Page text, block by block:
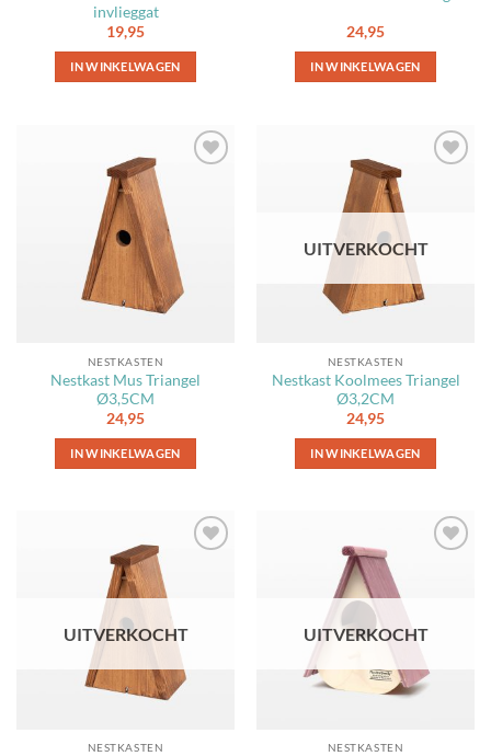
invlieggat
19,95
IN WINKELWAGEN
24,95
IN WINKELWAGEN
favorieten
NESTKASTEN
Nestkast Mus Triangel
Ø3,5CM
24,95
IN WINKELWAGEN
Toevoegen
favorieten
UITVERKOCHT
NESTKASTEN
Nestkast Koolmees Triangel
Ø3,2CM
24,95
IN WINKELWAGEN
favorieten
UITVERKOCHT
NESTKASTEN
UITVERKOCHT
NESTKASTEN